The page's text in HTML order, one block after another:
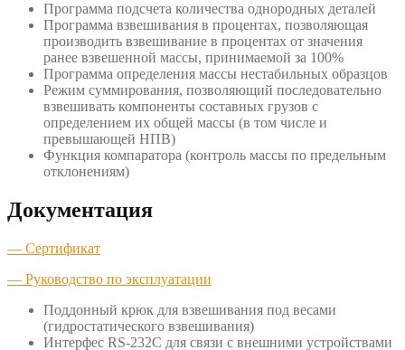
Программа подсчета количества однородных деталей
Программа взвешивания в процентах, позволяющая
производить взвешивание в процентах от значения
ранее взвешенной массы, принимаемой за 100%
Программа определения массы нестабильных образцов
Режим суммирования, позволяющий последовательно
взвешивать компоненты составных грузов с
определением их общей массы (в том числе и
превышающей НПВ)
Функция компаратора (контроль массы по предельным
отклонениям)
Документация
— Сертификат
— Руководство по эксплуатации
Поддонный крюк для взвешивания под весами
(гидростатического взвешивания)
Интерфес RS-232C для связи с внешними устройствами